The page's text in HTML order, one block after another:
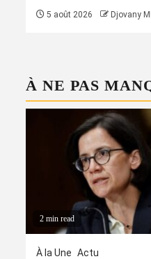
5 août 2026 Djovany
À NE PAS
2 min read
À la Une Actu